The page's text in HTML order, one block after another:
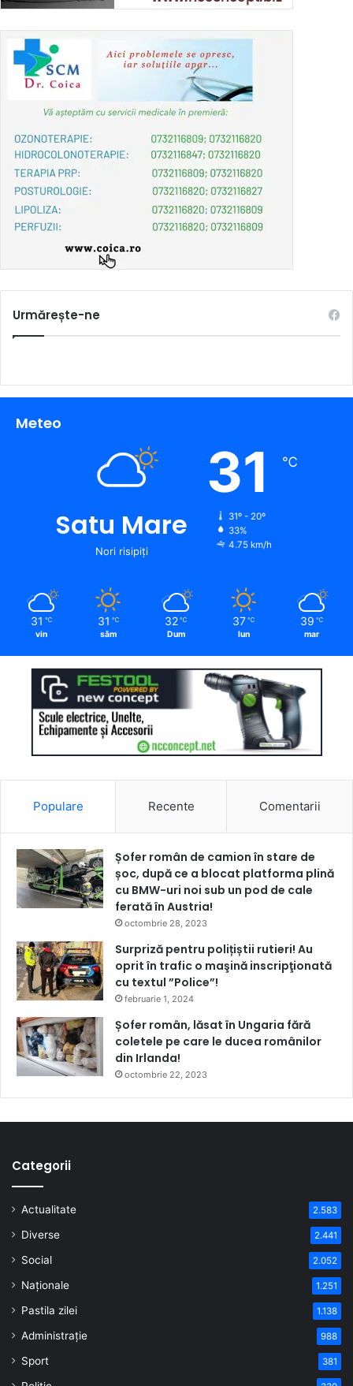
Urmărește-ne
Meteo
Satu Mare
Nori risipiți
31 ℃
31º - 20º
33%
4.75 km/h
31 ℃
vin
31 ℃
sâm
32 ℃
Dum
37 ℃
lun
39 ℃
mar
Populare Recente Comentarii
Șofer român de camion în stare de
șoc, după ce a blocat platforma plină
cu BMW-uri noi sub un pod de cale
ferată în Austria!
octombrie 28, 2023
Surpriză pentru polițiștii rutieri! Au
oprit în trafic o maşină inscripţionată
cu textul ”Police”!
februarie 1, 2024
Șofer român, lăsat în Ungaria fără
coletele pe care le ducea românilor
din Irlanda!
octombrie 22, 2023
Categorii
Actualitate 2.583
Diverse 2.441
Social 2.052
Naționale 1.251
Pastila zilei 1.138
Administrație 988
Sport 381